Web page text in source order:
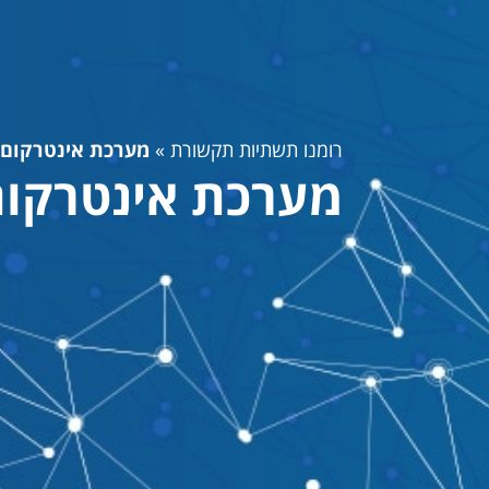
רומנו תשתיות תקשורת » מערכת אינטרקום
מערכת